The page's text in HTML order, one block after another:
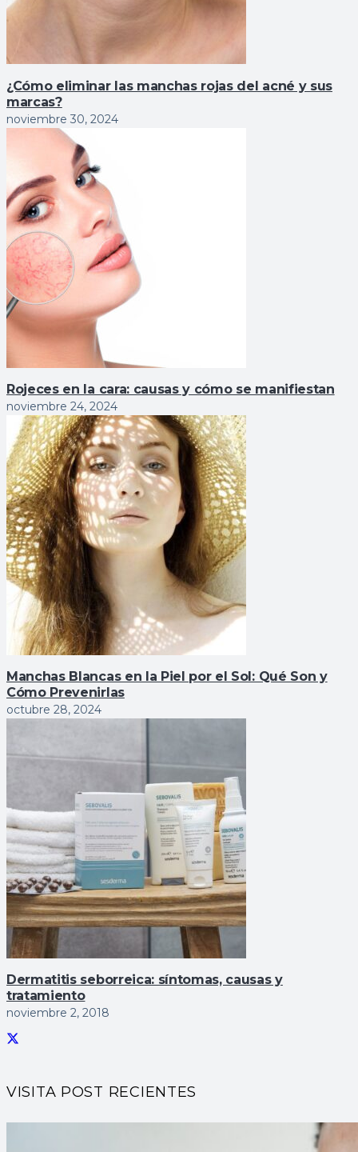
¿Cómo eliminar las manchas rojas del acné y sus
marcas?
noviembre 30, 2024
Rojeces en la cara: causas y cómo se manifiestan
noviembre 24, 2024
Manchas Blancas en la Piel por el Sol: Qué Son y
Cómo Prevenirlas
octubre 28, 2024
Dermatitis seborreica: sí­ntomas, causas y
tratamiento
noviembre 2, 2018
VISITA POST RECIENTES